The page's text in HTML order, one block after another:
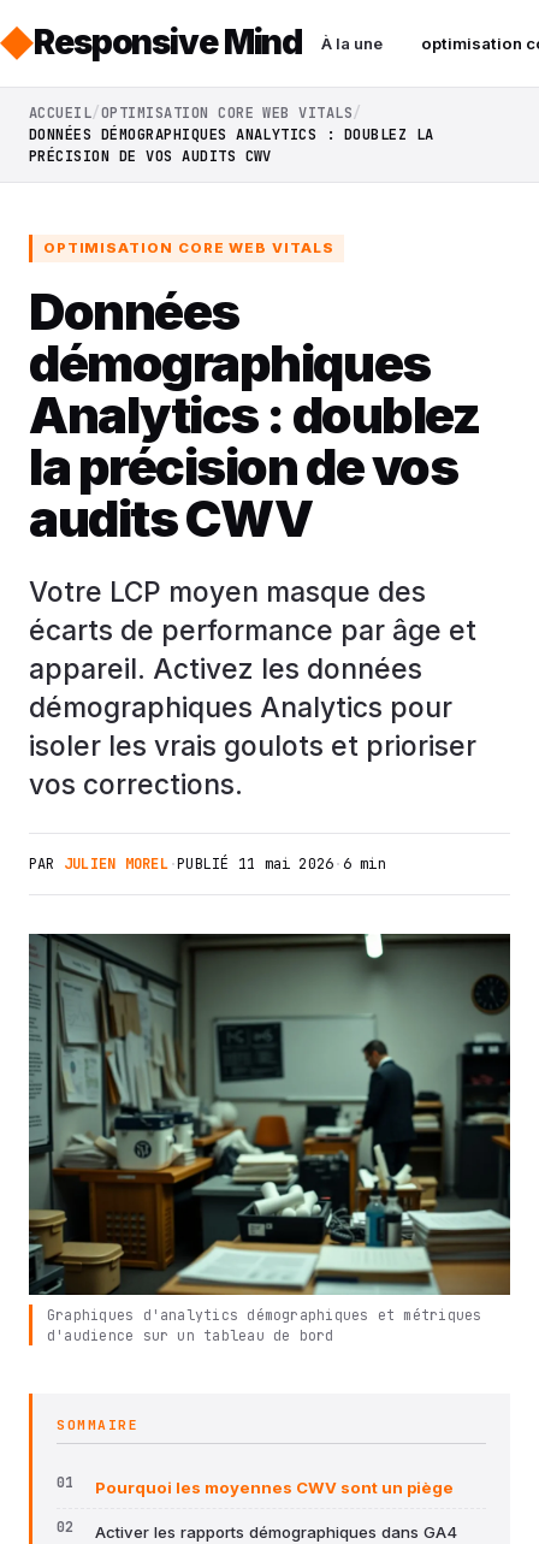
Responsive Mind À la une optimisation
ACCUEIL OPTIMISATION CORE WEB VITALS
DONNÉES DÉMOGRAPHIQUES ANALYTICS : DOUBLEZ LA
PRÉCISION DE VOS AUDITS CWV
OPTIMISATION CORE WEB VITALS
Données
démographiques
Analytics : doublez
la précision de vos
audits CWV
Votre LCP moyen masque des
écarts de performance par âge et
appareil. Activez les données
démographiques Analytics pour
isoler les vrais goulots et prioriser
vos corrections.
PAR JULIEN MOREL·PUBLIÉ 11 mai 2026· 6 min
Graphiques d'analytics démographiques et métriques
d'audience sur un tableau de bord
SOMMAIRE
Pourquoi les moyennes CWV sont un piège
Activer les rapports démographiques dans GA4